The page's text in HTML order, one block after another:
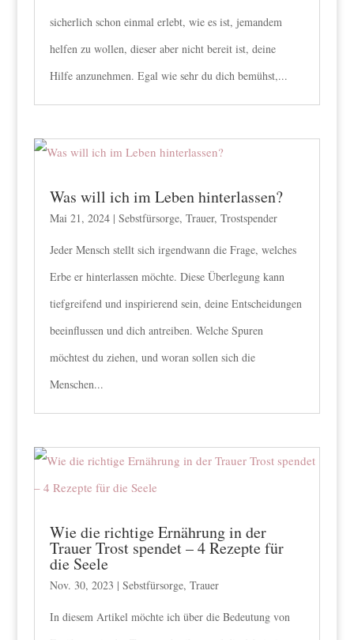
sicherlich schon einmal erlebt, wie es ist, jemandem
helfen zu wollen, dieser aber nicht bereit ist, deine
Hilfe anzunehmen. Egal wie sehr du dich bemühst,...
Was will ich im Leben hinterlassen?
Mai 21, 2024| Sebstfürsorge, Trauer, Trostspender
Jeder Mensch stellt sich irgendwann die Frage, welches
Erbe er hinterlassen möchte. Diese Überlegung kann
tiefgreifend und inspirierend sein, deine Entscheidungen
beeinflussen und dich antreiben. Welche Spuren
möchtest du ziehen, und woran sollen sich die
Menschen...
Wie die richtige Ernährung in der
Trauer Trost spendet – 4 Rezepte für
die Seele
Nov. 30, 2023 | Sebstfürsorge, Trauer
In diesem Artikel möchte ich über die Bedeutung von